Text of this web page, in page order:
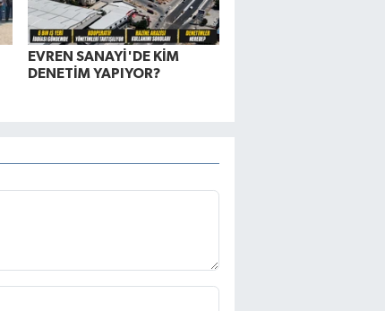
EVREN SANAYİ'DE KİM
DENETİM YAPIYOR?